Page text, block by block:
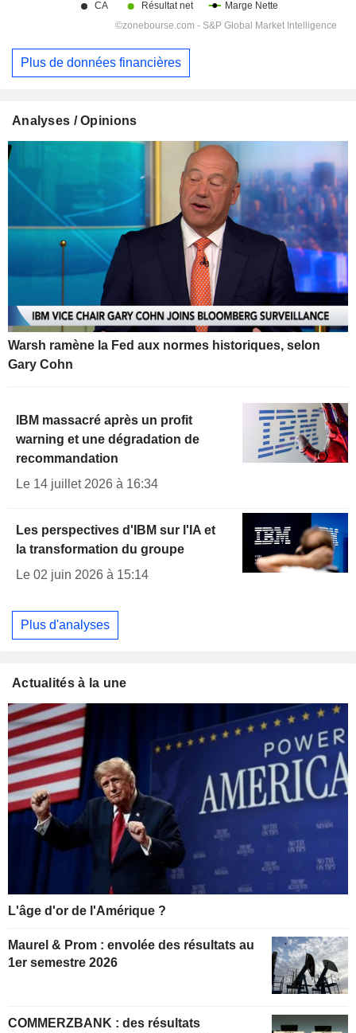
Plus de données financières
Analyses / Opinions
Warsh ramène la Fed aux normes historiques, selon
Gary Cohn
IBM massacré après un profit
warning et une dégradation de
recommandation
Le 14 juillet 2026 à 16:34
Les perspectives d'IBM sur l'IA et
la transformation du groupe
Le 02 juin 2026 à 15:14
Plus d'analyses
Actualités à la une
L'âge d'or de l'Amérique ?
Maurel & Prom : envolée des résultats au
1er semestre 2026
COMMERZBANK : des résultats